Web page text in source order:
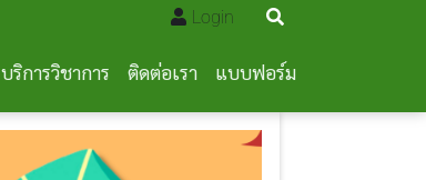
Login
บริการวิชาการ ติดต่อเรา แบบฟอร์ม